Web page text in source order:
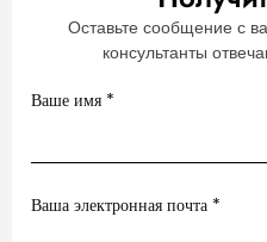
Оставьте сообщение с
консультанты
Ваше имя *
Ваша электронная почта *